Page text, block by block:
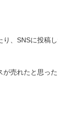
り、SNSに投稿し
が売れたと思っ